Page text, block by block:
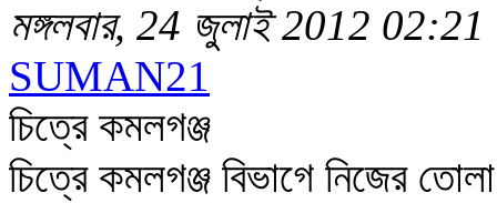
মঙ্গলবার, 24 জুলাই 2012 02:21
SUMAN21
চিত্রে কমলগঞ্জ
চিত্রে কমলগঞ্জ বিভাগে নিজের